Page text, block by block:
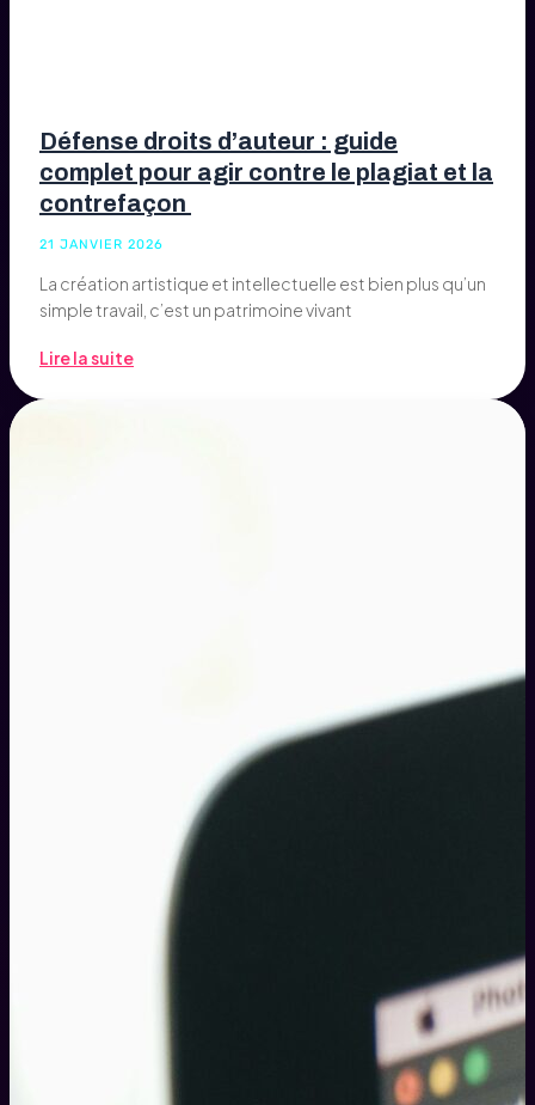
Défense droits d’auteur : guide
complet pour agir contre le plagiat et la
contrefaçon
21 JANVIER 2026
La création artistique et intellectuelle est bien plus qu’un
simple travail, c’est un patrimoine vivant
Lire la suite